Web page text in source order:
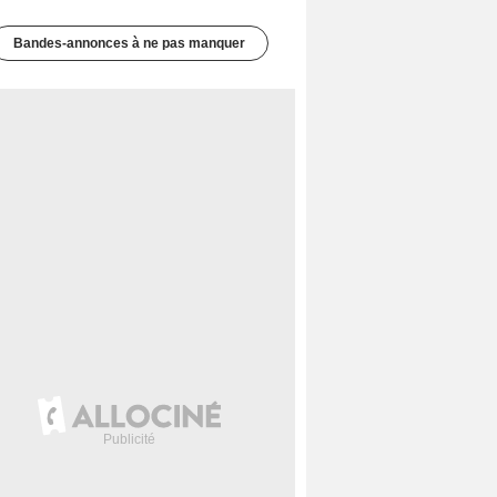
Bandes-annonces à ne pas manquer